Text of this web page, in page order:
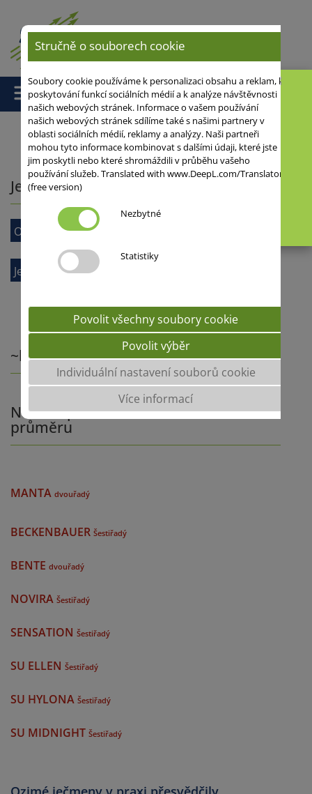
Domů/ Ječmen
Ječmen
Ozimý ječmen
Ječmen jarní
~kultura~
Naše doporučení v celostátním
průměru
MANTA dvouřadý
BECKENBAUER Šestiřadý
BENTE dvouřadý
NOVIRA Šestiřadý
SENSATION Šestiřadý
SU ELLEN Šestiřadý
SU HYLONA Šestiřadý
SU MIDNIGHT Šestiřadý
Stručně o souborech cookie
Soubory cookie používáme k personalizaci obsahu a reklam, k
poskytování funkcí sociálních médií a k analýze návštěvnosti
našich webových stránek. Informace o vašem používání
našich webových stránek sdílíme také s našimi partnery v
oblasti sociálních médií, reklamy a analýzy. Naši partneři
mohou tyto informace kombinovat s dalšími údaji, které jste
jim poskytli nebo které shromáždili v průběhu vašeho
používání služeb. Translated with www.DeepL.com/Translator
(free version)
Nezbytné
Statistiky
Povolit všechny soubory cookie
Povolit výběr
Individuální nastavení souborů cookie
Více informací